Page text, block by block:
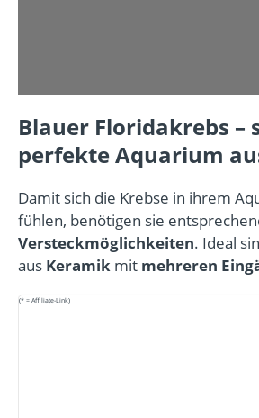
Blauer Floridakrebs –
perfekte Aquarium
Damit sich die Krebse in ihrem
fühlen, benötigen sie
Versteckmöglichkeiten. Ideal
aus Keramik mit mehreren
(* = Affiliate-Link)